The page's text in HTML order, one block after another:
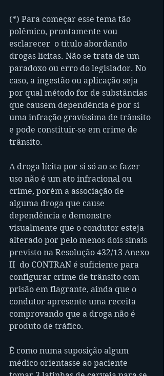
(*) Para começar esse tema tão
polêmico, prontamente vou
esclarecer  o título abordando
drogas lícitas. Não se trata de um
paradoxo ou erro do legislador. No
caso, a ingestão ou aplicação seja
por qual método for de substâncias
que causem dependência é por si
uma infração gravíssima de trânsito
e pode constituir-se em crime de
trânsito.
A droga lícita por si só ao se fazer
uso não é um ato infracional ou
crime, porém a associação de
alguma droga que cause
dependência e demonstre
visualmente que o condutor esteja
alterado por pelo menos dois sinais
previsto na Resolução 432/13 Anexo
II  do CONTRAN é suficiente para
configurar crime de trânsito com
prisão em flagrante, ainda que o
condutor apresente uma receita
comprovando que a droga não é
produto de tráfico.
É como numa suposição algum
médico orientasse ao paciente